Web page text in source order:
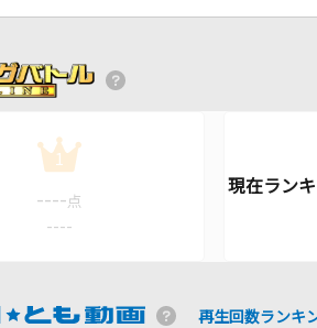
1
---- 点
----
再生回数ランキ